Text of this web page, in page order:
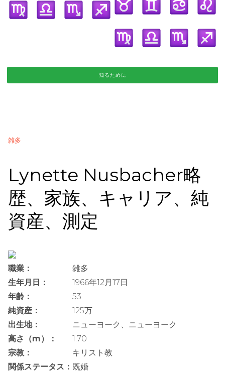
知るために
雑多
Lynette Nusbacher略
歴、家族、キャリア、純
資産、測定
職業：
雑多
生年月日：
1966年12月17日
年齢：
53
純資産：
125万
出生地：
ニューヨーク、ニューヨーク
高さ（m）：
1.70
宗教：
キリスト教
関係ステータス： 既婚